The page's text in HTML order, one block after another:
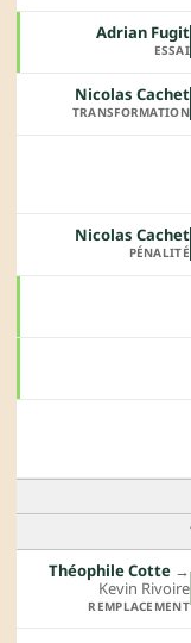
Adrian Fugit
ESSAI
Nicolas Cachet
TRANSFORMATION
Nicolas Cachet
PÉNALITÉ
Théophile Cotte →︎
Kevin Rivoire
REMPLACEMENT